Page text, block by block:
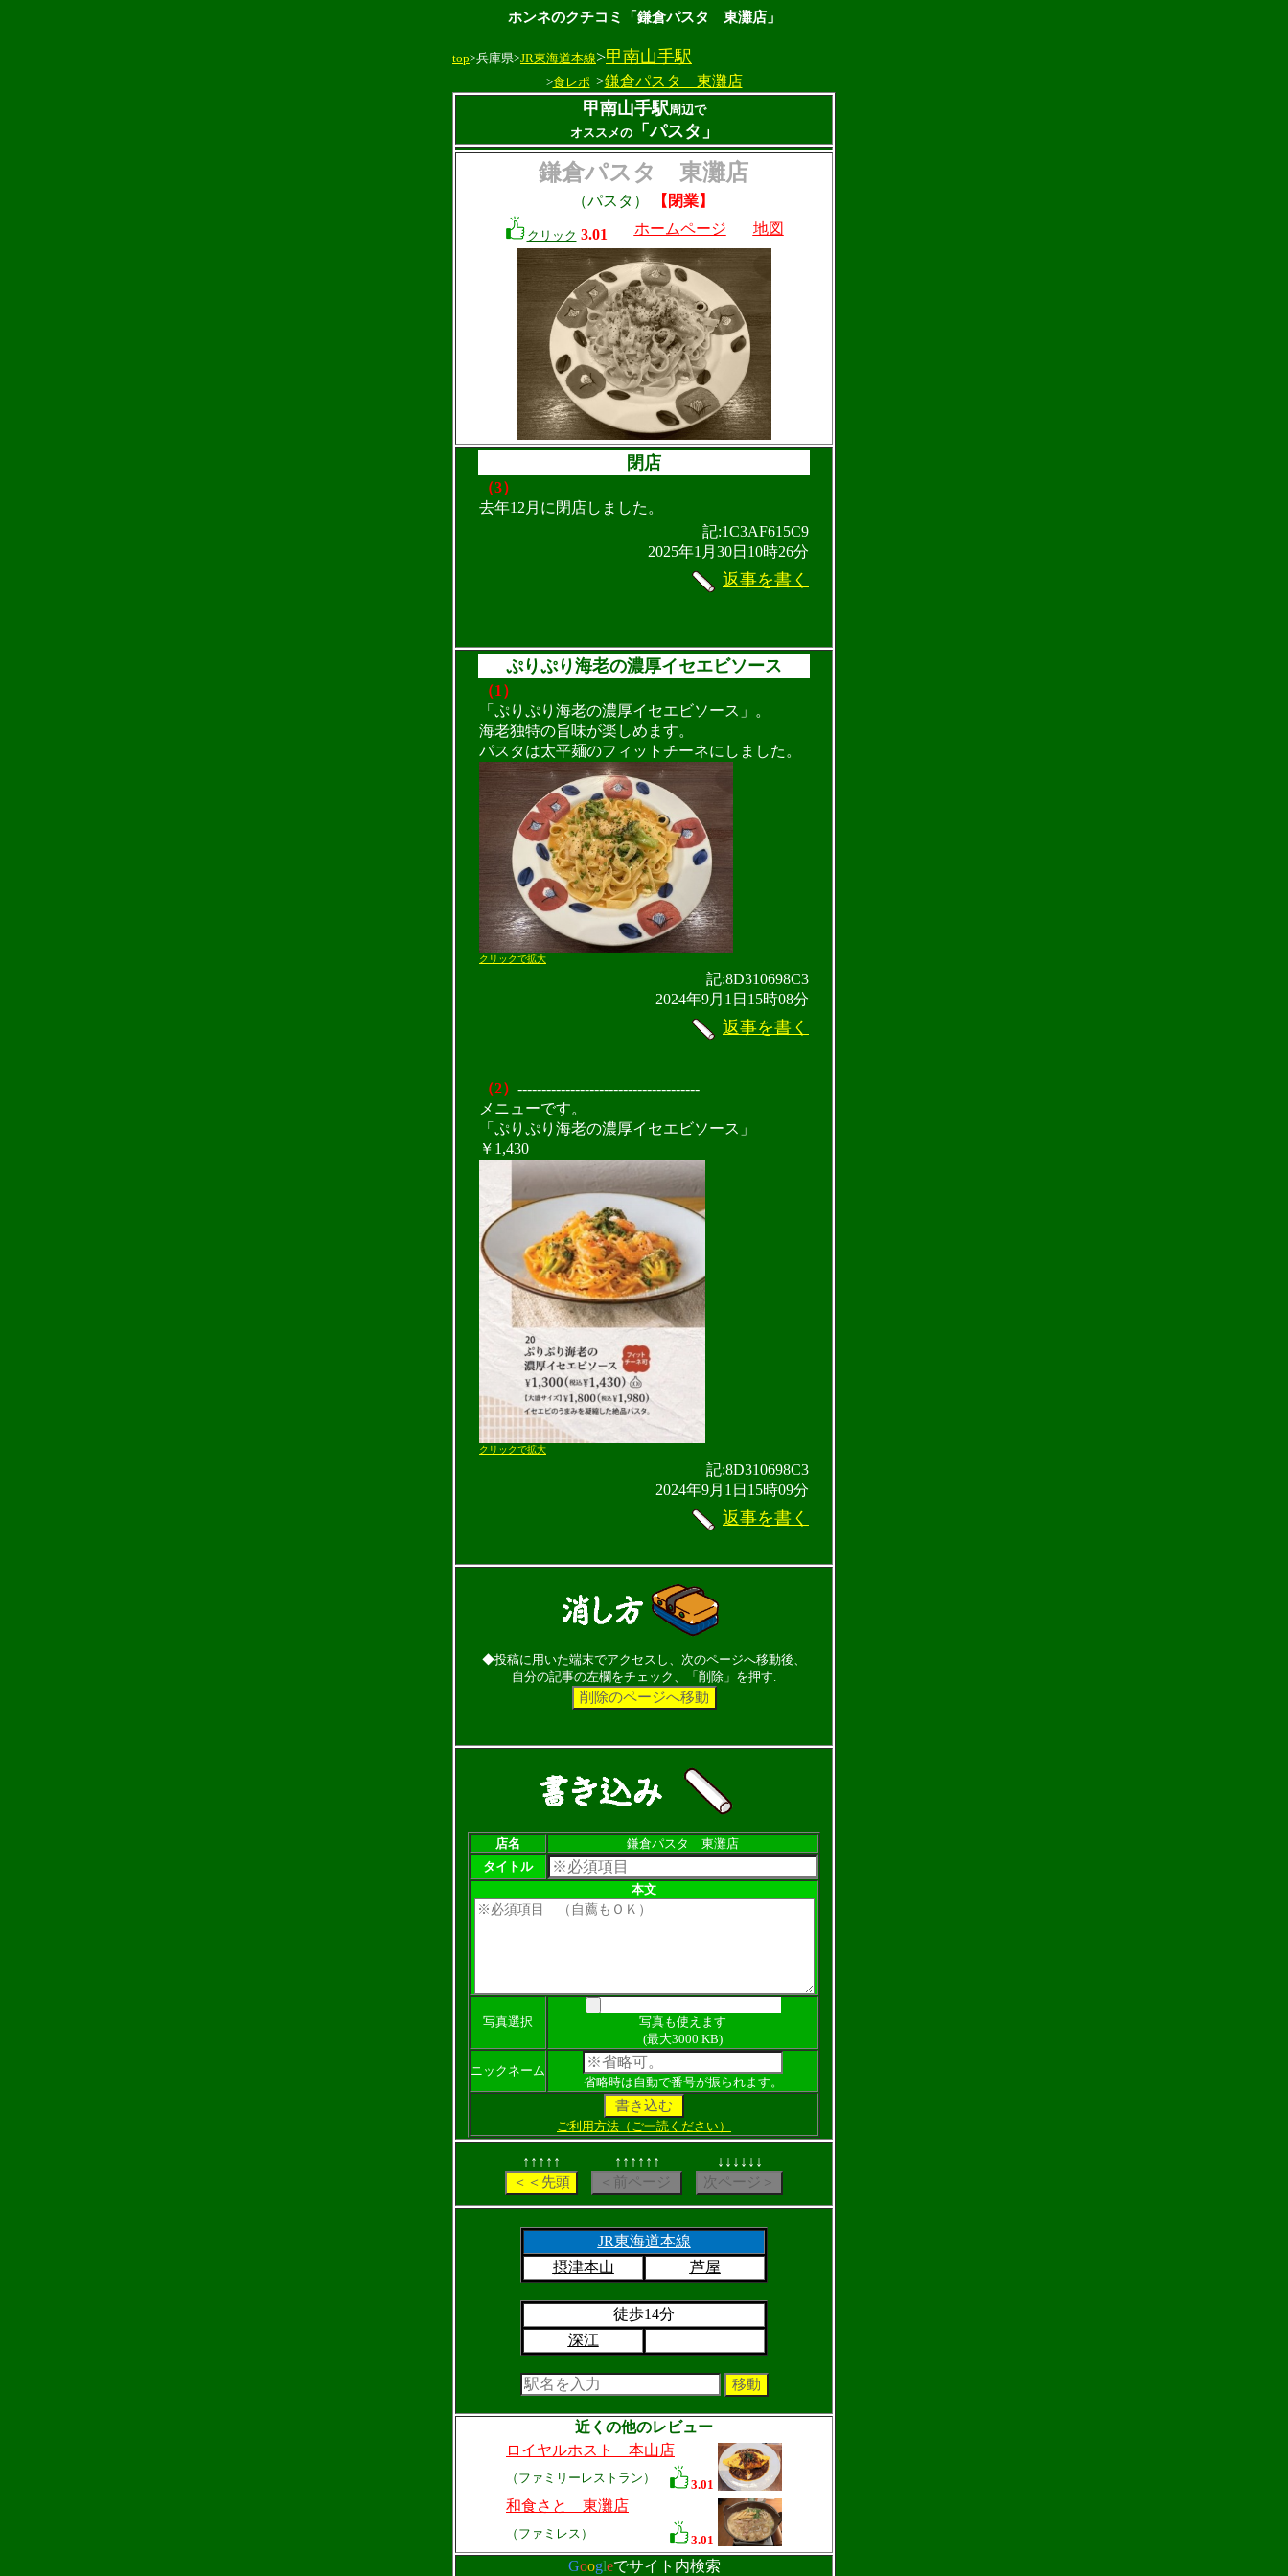
ホンネのクチコミ「鎌倉パスタ 東灘店」
top>兵庫県>JR東海道本線>甲南山手駅
>食レポ >鎌倉パスタ 東灘店
甲南山手駅周辺で
オススメの「パスタ」
鎌倉パスタ 東灘店
（パスタ） 【閉業】
クリック 3.01 ホームページ 地図
閉店
（3）
去年12月に閉店しました。
記:1C3AF615C9
2025年1月30日10時26分
返事を書く
ぷりぷり海老の濃厚イセエビソース
（1）
「ぷりぷり海老の濃厚イセエビソース」。
海老独特の旨味が楽しめます。
パスタは太平麺のフィットチーネにしました。
クリックで拡大
記:8D310698C3
2024年9月1日15時08分
返事を書く
（2） --------------------------------------
メニューです。
「ぷりぷり海老の濃厚イセエビソース」
￥1,430
クリックで拡大
記:8D310698C3
2024年9月1日15時09分
返事を書く
◆投稿に用いた端末でアクセスし、次のページへ移動後、
自分の記事の左欄をチェック、「削除」を押す.
店名
鎌倉パスタ 東灘店
タイトル
本文
写真選択
写真も使えます
(最大3000 KB)
ニックネーム
省略時は自動で番号が振られます。
ご利用方法（ご一読ください）
↑↑↑↑↑ ↑↑↑↑↑↑ ↓↓↓↓↓↓
JR東海道本線
摂津本山
芦屋
徒歩14分
深江
近くの他のレビュー
ロイヤルホスト 本山店
（ファミリーレストラン） 3.01
和食さと 東灘店
（ファミレス） 3.01
Googleでサイト内検索